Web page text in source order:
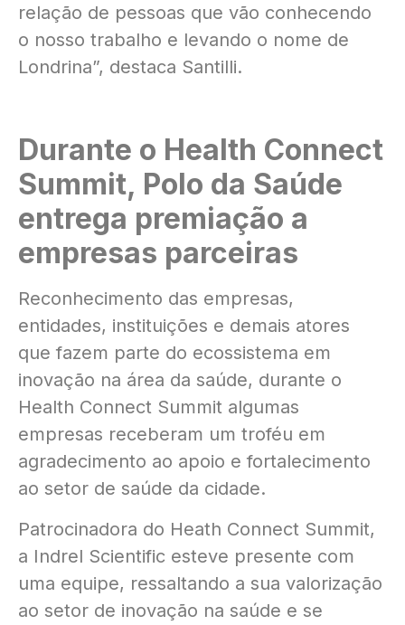
relação de pessoas que vão conhecendo
o nosso trabalho e levando o nome de
Londrina”, destaca Santilli.
Durante o Health Connect
Summit, Polo da Saúde
entrega premiação a
empresas parceiras
Reconhecimento das empresas,
entidades, instituições e demais atores
que fazem parte do ecossistema em
inovação na área da saúde, durante o
Health Connect Summit algumas
empresas receberam um troféu em
agradecimento ao apoio e fortalecimento
ao setor de saúde da cidade.
Patrocinadora do Heath Connect Summit,
a Indrel Scientific esteve presente com
uma equipe, ressaltando a sua valorização
ao setor de inovação na saúde e se